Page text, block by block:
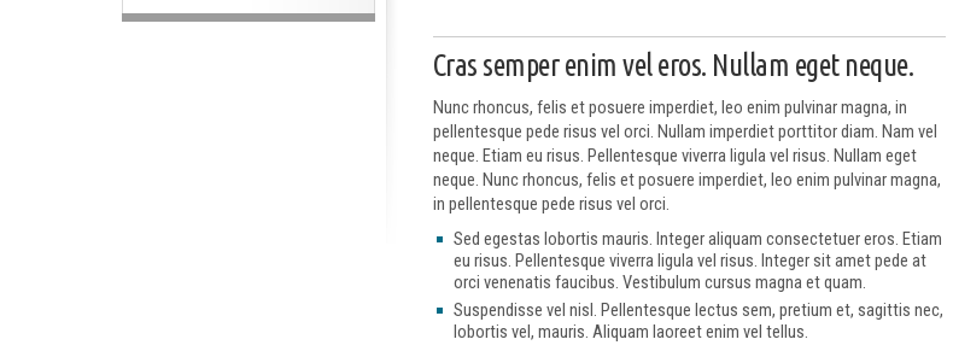
Cras semper enim vel eros. Nullam eget neque.
Nunc rhoncus, felis et posuere imperdiet, leo enim pulvinar magna, in
pellentesque pede risus vel orci. Nullam imperdiet porttitor diam. Nam vel
neque. Etiam eu risus. Pellentesque viverra ligula vel risus. Nullam eget
neque. Nunc rhoncus, felis et posuere imperdiet, leo enim pulvinar magna,
in pellentesque pede risus vel orci.
Sed egestas lobortis mauris. Integer aliquam consectetuer eros. Etiam
eu risus. Pellentesque viverra ligula vel risus. Integer sit amet pede at
orci venenatis faucibus. Vestibulum cursus magna et quam.
Suspendisse vel nisl. Pellentesque lectus sem, pretium et, sagittis nec,
lobortis vel, mauris. Aliquam laoreet enim vel tellus.